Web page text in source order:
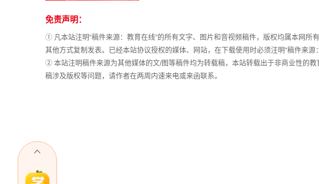
站
长
统
计
免责声明：
① 凡本站注明“稿件来源：教育在线”的所有文字、图片和音视频稿件，版权均属本网
其他方式复制发表。已经本站协议授权的媒体、网站，在下载使用时必须注明“稿件来源
② 本站注明稿件来源为其他媒体的文/图等稿件均为转载稿，本站转载出于非商业性的
稿涉及版权等问题，请作者在两周内速来电或来函联系。